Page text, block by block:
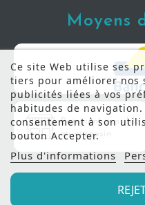
Ce site Web utilise ses
tiers pour améliorer nos
publicités liées à vos
habitudes de
consentement à son
bouton Accepter.
Plus d'informations
Moyens